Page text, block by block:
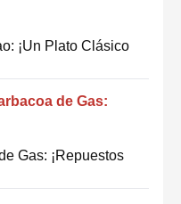
¡Un Plato Clásico
de Gas:
Gas: ¡Repuestos